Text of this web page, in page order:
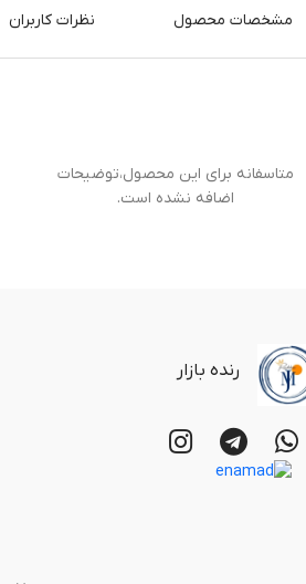
مشخصات محصول نظرات کاربران
متاسفانه برای این محصول،توضیحات
اضافه نشده است.
رنده بازار